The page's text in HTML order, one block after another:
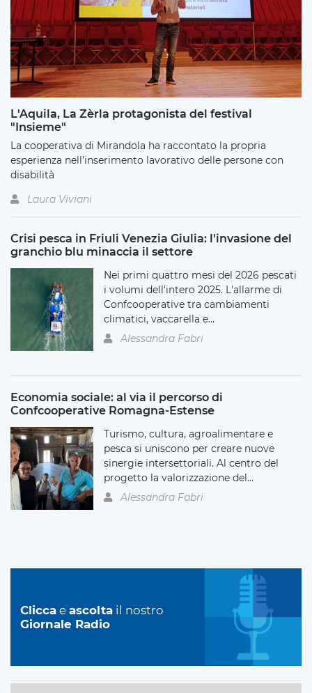
L'Aquila, La Zèrla protagonista del festival
"Insieme"
La cooperativa di Mirandola ha raccontato la propria
esperienza nell’inserimento lavorativo delle persone con
disabilità
Laura Viviani
Crisi pesca in Friuli Venezia Giulia: l'invasione del
granchio blu minaccia il settore
Nei primi quattro mesi del 2026 pescati
i volumi dell'intero 2025. L'allarme di
Confcooperative tra cambiamenti
climatici, vaccarella e...
Alessandra Fabri
Economia sociale: al via il percorso di
Confcooperative Romagna-Estense
Turismo, cultura, agroalimentare e
pesca si uniscono per creare nuove
sinergie intersettoriali. Al centro del
progetto la valorizzazione del...
Alessandra Fabri
Clicca e ascolta il nostro
Giornale Radio